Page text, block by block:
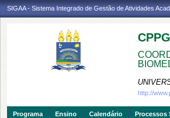
SIGAA - Sistema Integrado de Gestão de Atividades
http://
Programa Ensino Calendário Processos